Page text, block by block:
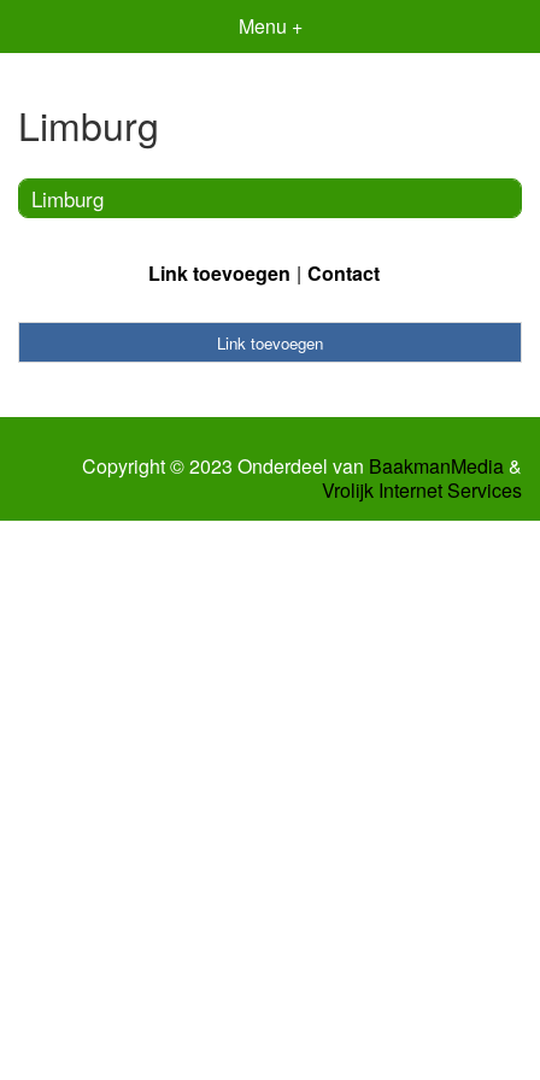
Menu +
Limburg
Limburg
Link toevoegen Contact
Link toevoegen
Copyright © 2023 Onderdeel van BaakmanMedia&
Vrolijk Internet Services